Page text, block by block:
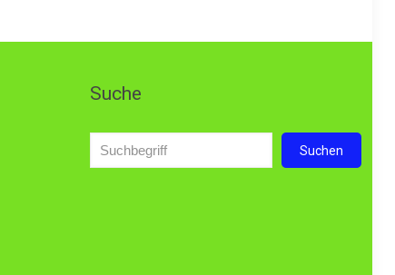
Suche
Suchen Suchen